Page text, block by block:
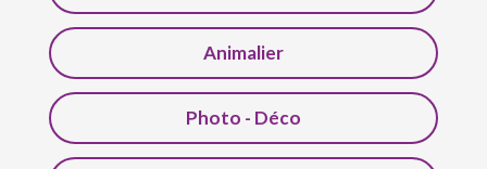
Animalier
Photo - Déco